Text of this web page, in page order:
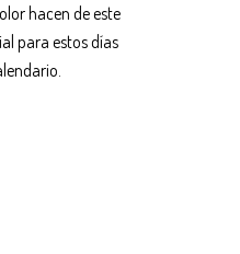
hacen de este
para estos días